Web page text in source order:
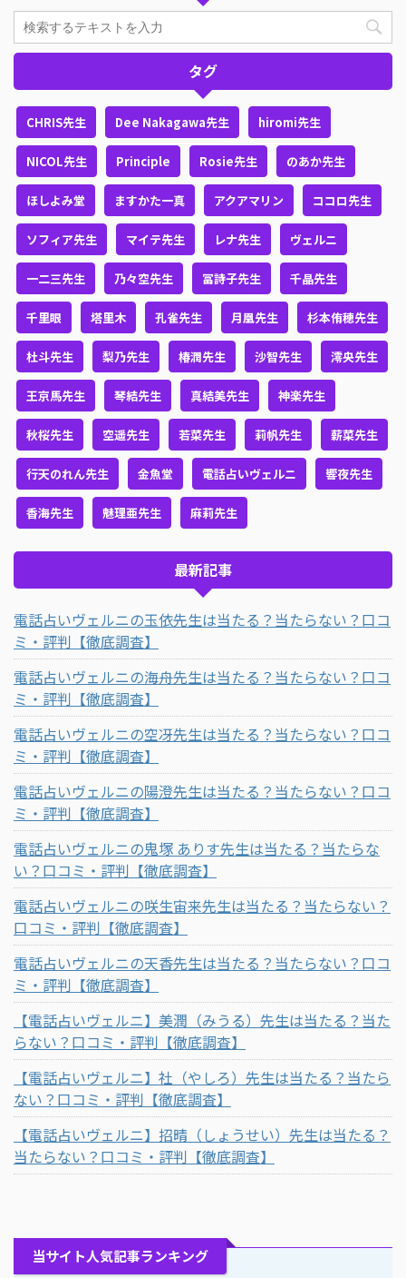
タグ
CHRIS先生 Dee Nakagawa先生 hiromi先生
NICOL先生 Principle Rosie先生 のあか先生
ほしよみ堂 ますかた一真 アクアマリン ココロ先生
ソフィア先生 マイテ先生 レナ先生 ヴェルニ
一二三先生 乃々空先生 冨詩子先生 千晶先生
千里眼 塔里木 孔雀先生 月凰先生 杉本侑穂先生
杜斗先生 梨乃先生 椿潤先生 沙智先生 澪央先生
王京馬先生 琴結先生 真結美先生 神楽先生
秋桜先生 空遥先生 若菜先生 莉帆先生 薪菜先生
行天のれん先生 金魚堂 電話占いヴェルニ 響夜先生
香海先生 魅理亜先生 麻莉先生
最新記事
電話占いヴェルニの玉依先生は当たる？当たらない？口コ
ミ・評判【徹底調査】
電話占いヴェルニの海舟先生は当たる？当たらない？口コ
ミ・評判【徹底調査】
電話占いヴェルニの空冴先生は当たる？当たらない？口コ
ミ・評判【徹底調査】
電話占いヴェルニの陽澄先生は当たる？当たらない？口コ
ミ・評判【徹底調査】
電話占いヴェルニの鬼塚 ありす先生は当たる？当たらな
い？口コミ・評判【徹底調査】
電話占いヴェルニの咲生宙来先生は当たる？当たらない？
口コミ・評判【徹底調査】
電話占いヴェルニの天香先生は当たる？当たらない？口コ
ミ・評判【徹底調査】
【電話占いヴェルニ】美潤（みうる）先生は当たる？当た
らない？口コミ・評判【徹底調査】
【電話占いヴェルニ】社（やしろ）先生は当たる？当たら
ない？口コミ・評判【徹底調査】
【電話占いヴェルニ】招晴（しょうせい）先生は当たる？
当たらない？口コミ・評判【徹底調査】
当サイト人気記事ランキング